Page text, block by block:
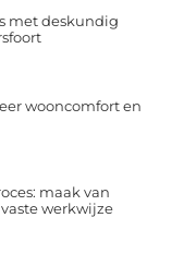
met deskundig
wooncomfort en
maak van
werkwijze